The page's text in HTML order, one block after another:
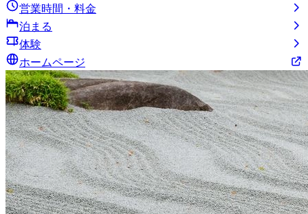
営業時間・料金
泊まる
体験
ホームページ